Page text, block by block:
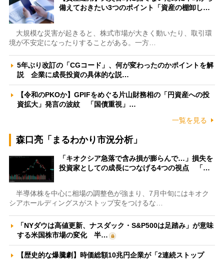
備えておきたい3つのポイント「資産の棚卸し…
大規模な災害が起きると、株式市場が大きく動いたり、取引環
境が不安定になったりすることがある。一方…
5年ぶり改訂の「CGコード」、何が変わったのかポイントを解
説 企業に成長投資の具体的な説…
【令和のPKOか】GPIFをめぐる片山財務相の「円資産への投
資拡大」発言の波紋 「国債重視」…
一覧を見る
森口亮「まるわかり市況分析」
「キオクシア急落で含み損が膨らんで…」損失を
投資家としての成長につなげる4つの視点 「…
半導体株を中心に相場の調整色が強まり、7月中旬にはキオク
シアホールディングスがストップ安をつけるな…
「NYダウは高値更新、ナスダック・S&P500は足踏み」が意味
する米国株市場の変化 半…
【歴史的な爆騰劇】時価総額10兆円企業が「2連続ストップ